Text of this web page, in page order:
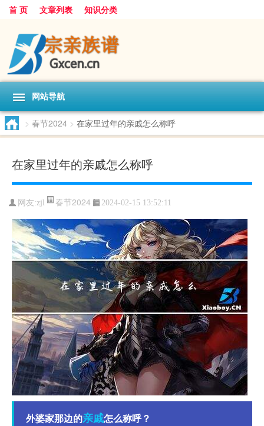
首 页 文章列表 知识分类
网站导航
> 春节2024 > 在家里过年的亲戚怎么称呼
在家里过年的亲戚怎么称呼
网友:zjl 春节2024 2024-02-15 13:52:11
外婆家那边的亲戚怎么称呼？